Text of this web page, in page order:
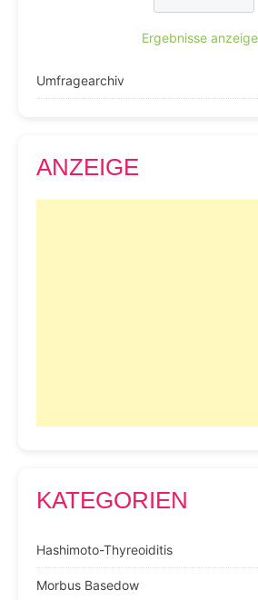
Ergebnisse
Umfragearchiv
ANZEIGE
KATEGORIEN
Hashimoto-Thyreoiditis
Morbus Basedow